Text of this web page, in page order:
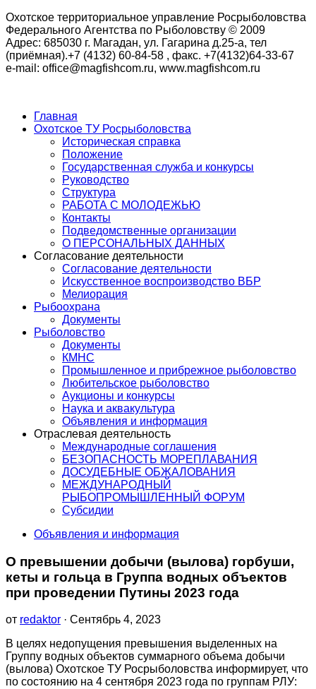
Охотское территориальное управление Росрыболовства
Федерального Агентства по Рыболовству © 2009
Адрес: 685030 г. Магадан, ул. Гагарина д.25-а, тел
(приёмная).+7 (4132) 60-84-58 , факс. +7(4132)64-33-67
e-mail: office@magfishcom.ru, www.magfishcom.ru
Главная
Охотское ТУ Росрыболовства
Историческая справка
Положение
Государственная служба и конкурсы
Руководство
Структура
РАБОТА С МОЛОДЕЖЬЮ
Контакты
Подведомственные организации
О ПЕРСОНАЛЬНЫХ ДАННЫХ
Согласование деятельности
Согласование деятельности
Искусственное воспроизводство ВБР
Мелиорация
Рыбоохрана
Документы
Рыболовство
Документы
КМНС
Промышленное и прибрежное рыболовство
Любительское рыболовство
Аукционы и конкурсы
Наука и аквакультура
Объявления и информация
Отраслевая деятельность
Международные соглашения
БЕЗОПАСНОСТЬ МОРЕПЛАВАНИЯ
ДОСУДЕБНЫЕ ОБЖАЛОВАНИЯ
МЕЖДУНАРОДНЫЙ
РЫБОПРОМЫШЛЕННЫЙ ФОРУМ
Субсидии
Объявления и информация
О превышении добычи (вылова) горбуши,
кеты и гольца в Группа водных объектов
при проведении Путины 2023 года
от redaktor · Сентябрь 4, 2023
В целях недопущения превышения выделенных на
Группу водных объектов суммарного объема добычи
(вылова) Охотское ТУ Росрыболовства информирует, что
по состоянию на 4 сентября 2023 года по группам РЛУ: